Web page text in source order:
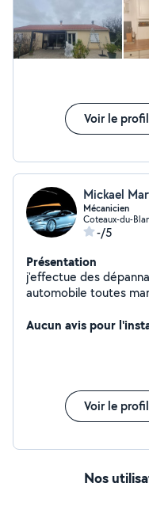
Voir le profil
Mickael
Mécanicien
Coteaux-du-
-/5
Présentation
j'effectue des
automobile toutes
clients. j'accepte la
Aucun avis pour
Voir le profil
Nos